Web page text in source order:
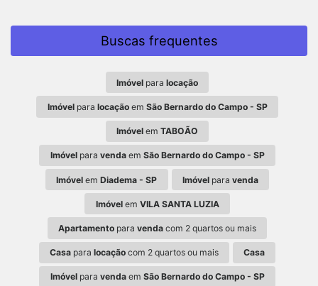
Buscas frequentes
Imóvel para locação
Imóvelpara locaçãoem São Bernardo do Campo - SP
Imóvel em TABOÃO
Imóvelpara vendaem São Bernardo do Campo - SP
Imóvel emDiadema - SP Imóvelpara venda
Imóvelem VILA SANTA LUZIA
Apartamento para venda com 2 quartos ou mais
Casapara locaçãocom 2 quartos ou mais Casa
Imóvelpara vendaem São Bernardo do Campo - SP